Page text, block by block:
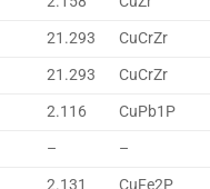
21.293
CuCrZr
21.293
CuCrZr
2.116
CuPb1P
–
–
2.131
CuFe2P